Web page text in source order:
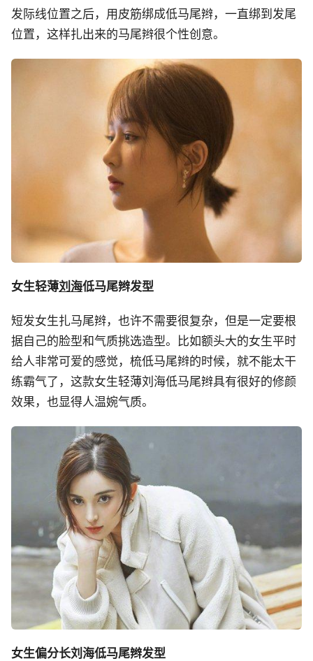
发际线位置之后，用皮筋绑成低马尾辫，一直绑到发尾
位置，这样扎出来的马尾辫很个性创意。
女生轻薄刘海低马尾辫发型
短发女生扎马尾辫，也许不需要很复杂，但是一定要根
据自己的脸型和气质挑选造型。比如额头大的女生平时
给人非常可爱的感觉，梳低马尾辫的时候，就不能太干
练霸气了，这款女生轻薄刘海低马尾辫具有很好的修颜
效果，也显得人温婉气质。
女生偏分长刘海低马尾辫发型